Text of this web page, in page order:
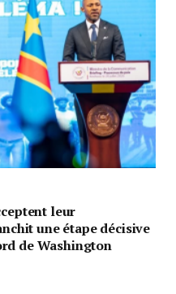
leur
une étape décisive
de Washington